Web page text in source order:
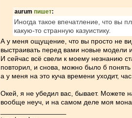
aurum пишет:
Иногда такое впечатление, что вы
какую-то странную казуистику.
А у меня ощущение, что вы просто не
выстраивать перед вами новые модели
И сейчас всё свели к моему незнанию
повторил, и снова, можно было б
а у меня на это куча времени уходит,
Окей, я не убедил вас, бывает. Можете
вообще неуч, и на самом деле моя